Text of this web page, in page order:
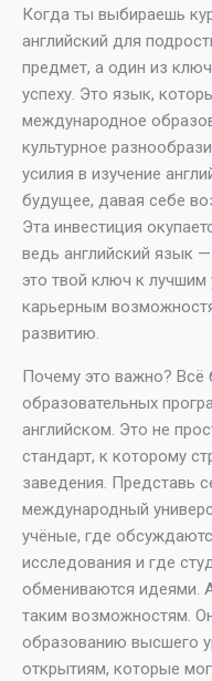
Когда ты выбираешь
английский для
предмет, а один из
успеху. Это язык,
международное
культурное
усилия в изучение
будущее, давая себе
Эта инвестиция
ведь английский язык
это твой ключ к лучшим
карьерным
развитию.
Почему это важно? Всё
образовательных
английском. Это не
стандарт, к которому
заведения. Представь
международный
учёные, где
исследования и где
обмениваются идеями.
таким возможностям.
образованию высшего
открытиям, которые